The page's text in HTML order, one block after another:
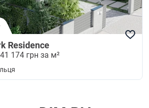
Residence
174 грн за м²